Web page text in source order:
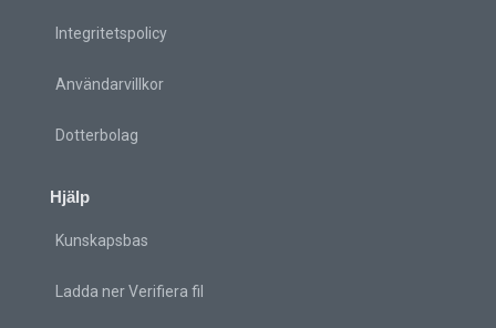
Integritetspolicy
Användarvillkor
Dotterbolag
Hjälp
Kunskapsbas
Ladda ner Verifiera fil